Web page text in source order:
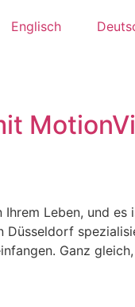
Englisch
Leben, und es
Düsseldorf
Ganz